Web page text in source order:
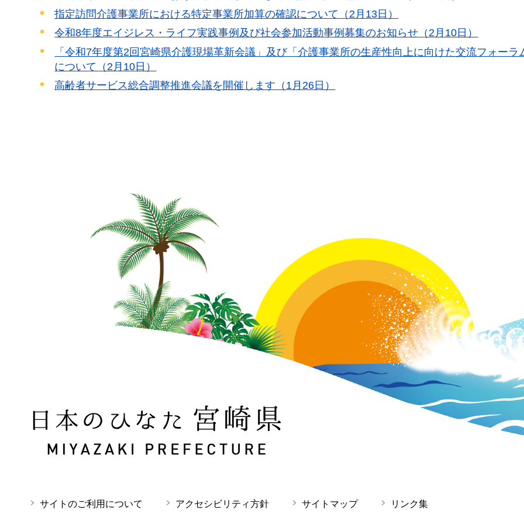
指定訪問介護事業所における特定事業所加算の確認について（2月13日）
令和8年度エイジレス・ライフ実践事例及び社会参加活動事例募集のお知らせ（2月10日）
「令和7年度第2回宮崎県介護現場革新会議」及び「介護事業所の生産性向上に向けた交流フォーラ
について（2月10日）
高齢者サービス総合調整推進会議を開催します（1月26日）
日本のひなた 宮崎県 MIYAZAKI PREFECTURE
サイトのご利用について アクセシビリティ方針 サイトマップ リンク集